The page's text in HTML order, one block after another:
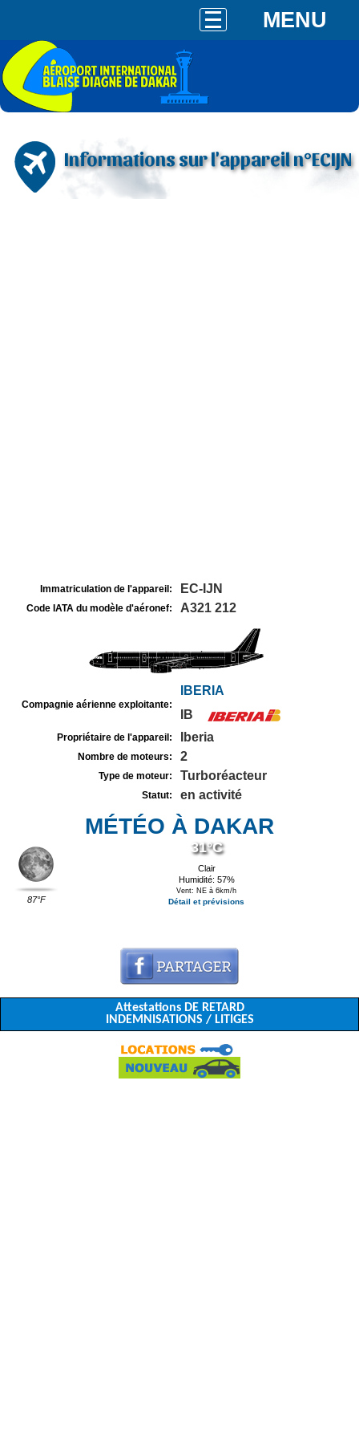
MENU
Informations sur l'appareil n°ECIJN
Immatriculation de l'appareil: EC-IJN
Code IATA du modèle d'aéronef: A321 212
Compagnie aérienne exploitante:
IBERIA
IB
Propriétaire de l'appareil: Iberia
Nombre de moteurs: 2
Type de moteur: Turboréacteur
Statut: en activité
MÉTÉO À DAKAR
87°F
31°C
Clair
Humidité: 57%
Vent: NE à 6km/h
Détail et prévisions
Attestations DE RETARD
INDEMNISATIONS / LITIGES